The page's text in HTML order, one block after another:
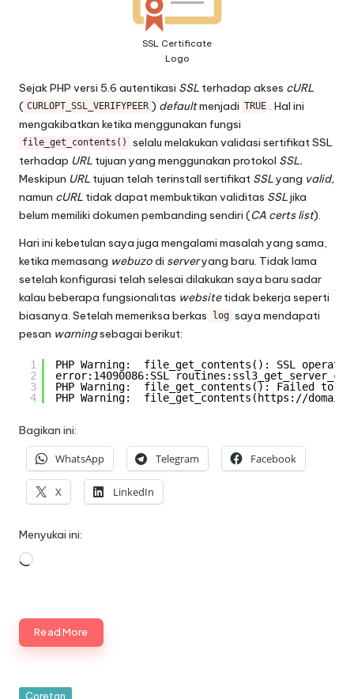
SSL Certificate
Logo
Sejak PHP versi 5.6 autentikasi SSL terhadap akses cURL
( CURLOPT_SSL_VERIFYPEER ) defaultmenjadi TRUE . Hal ini
mengakibatkan ketika menggunakan fungsi
file_get_contents()
selalu melakukan validasi sertifikat SSL
terhadap URL tujuan yang menggunakan protokol SSL.
Meskipun URL tujuan telah terinstall sertifikat SSLyang valid,
namun cURL tidak dapat membuktikan validitas SSLjika
belum memiliki dokumen pembanding sendiri (CA certs list).
Hari ini kebetulan saya juga mengalami masalah yang sama,
ketika memasang webuzodi serveryang baru. Tidak lama
setelah konfigurasi telah selesai dilakukan saya baru sadar
kalau beberapa fungsionalitas websitetidak bekerja seperti
biasanya. Setelah memeriksa berkas
log saya mendapati
pesan warningsebagai berikut:
1
2
3
4
PHP Warning:  file_get_contents(): SSL
error:14090086:SSL
PHP Warning:  file_get_contents(): Failed to
PHP Warning:  file_get_contents(https: //domain
Bagikan ini:
WhatsApp Telegram Facebook
X LinkedIn
Menyukai ini:
Memuat...
Read More
Posted
Coretan